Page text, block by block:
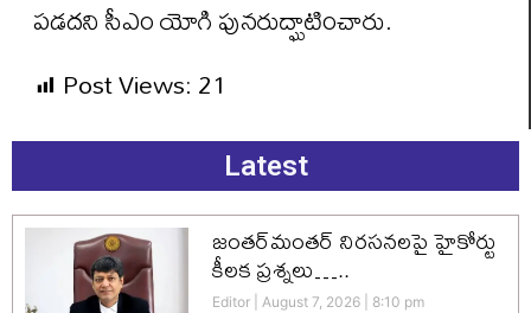
పడదని సీఎం యోగి పునరుద్ఘాటించారు.
Post Views:21
Latest
జంతర్‌మంతర్ నిరసనలపై హైకోర్టు
కీలక ప్రశ్నలు…..
Editor August 7, 2026 8:10 pm